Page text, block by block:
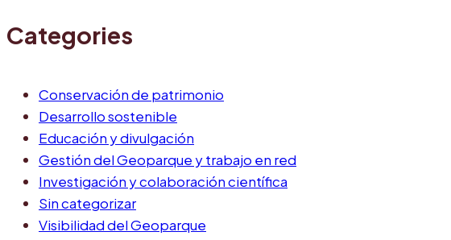
Categories
Conservación de patrimonio
Desarrollo sostenible
Educación y divulgación
Gestión del Geoparque y trabajo en red
Investigación y colaboración científica
Sin categorizar
Visibilidad del Geoparque